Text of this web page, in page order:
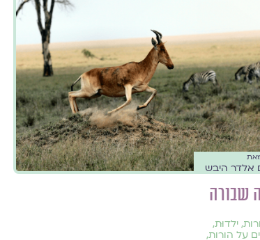
אלדר היבש
שבורה
, ילדוּת,
על הורות,